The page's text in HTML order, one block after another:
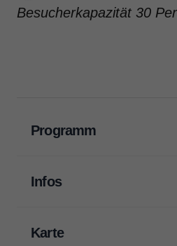
Besucherkapazität 30
Programm
Infos
Karte